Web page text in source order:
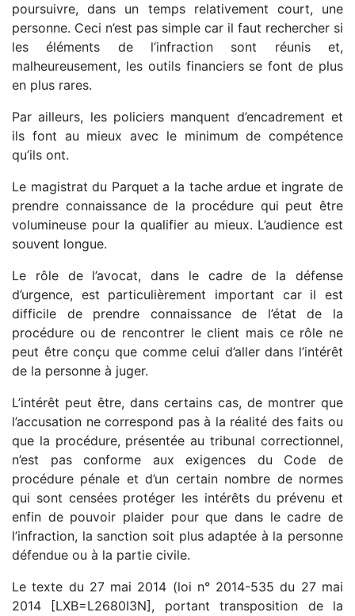
poursuivre, dans un temps relativement court, une
personne. Ceci n’est pas simple car il faut rechercher si
les éléments de l’infraction sont réunis et,
malheureusement, les outils financiers se font de plus
en plus rares.
Par ailleurs, les policiers manquent d’encadrement et
ils font au mieux avec le minimum de compétence
qu’ils ont.
Le magistrat du Parquet a la tache ardue et ingrate de
prendre connaissance de la procédure qui peut être
volumineuse pour la qualifier au mieux. L’audience est
souvent longue.
Le rôle de l’avocat, dans le cadre de la défense
d’urgence, est particulièrement important car il est
difficile de prendre connaissance de l’état de la
procédure ou de rencontrer le client mais ce rôle ne
peut être conçu que comme celui d’aller dans l’intérêt
de la personne à juger.
L’intérêt peut être, dans certains cas, de montrer que
l’accusation ne correspond pas à la réalité des faits ou
que la procédure, présentée au tribunal correctionnel,
n’est pas conforme aux exigences du Code de
procédure pénale et d’un certain nombre de normes
qui sont censées protéger les intérêts du prévenu et
enfin de pouvoir plaider pour que dans le cadre de
l’infraction, la sanction soit plus adaptée à la personne
défendue ou à la partie civile.
Le texte du 27 mai 2014 (loi n° 2014-535 du 27 mai
2014 [LXB=L2680I3N], portant transposition de la